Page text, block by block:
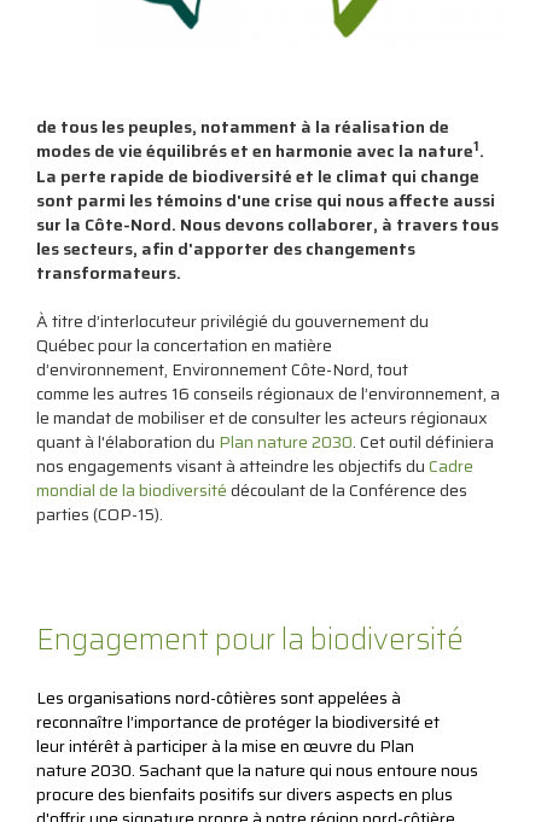
de tous les peuples, notamment à la réalisation de
modes de vie équilibrés et en harmonie avec la nature1.
La perte rapide de biodiversité et le climat qui change
sont parmi les témoins d'une crise qui nous affecte aussi
sur la Côte-Nord. Nous devons collaborer, à travers tous
les secteurs, afin d'apporter des changements
transformateurs.
À titre d’interlocuteur privilégié du gouvernement du
Québec pour la concertation en matière
d’environnement, Environnement Côte-Nord, tout
comme les autres 16 conseils régionaux de l’environnement, a
le mandat de mobiliser et de consulter les acteurs régionaux
quant à l'élaboration du Plan nature 2030. Cet outil définiera
nos engagements visant à atteindre les objectifs duCadre
mondial de la biodiversitédécoulant de la Conférence des
parties (COP-15).
Engagement pour la biodiversité
Les organisations nord-côtières sont appelées à
reconnaître l’importance de protéger la biodiversité et
leur intérêt à participer à la mise en œuvre du Plan
nature 2030.Sachant que la nature qui nous entoure nous
procure des bienfaits positifs sur divers aspects en plus